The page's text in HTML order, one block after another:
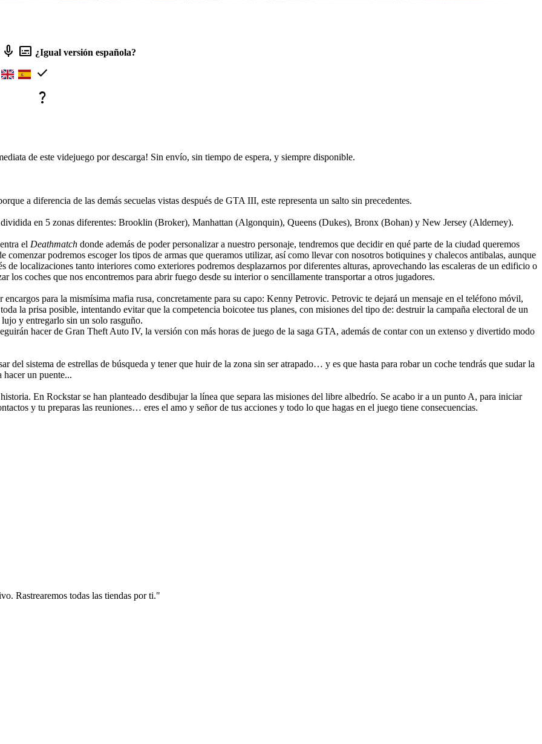
mic subtitles ¿Igual versión española?
check
question_mark
de este videjuego por descarga! Sin envío, sin tiempo de espera, y siempre disponible.
a diferencia de las demás secuelas vistas después de GTA III, este representa un salto sin precedentes.
en 5 zonas diferentes: Brooklin (Broker), Manhattan (Algonquin), Queens (Dukes), Bronx (Bohan) y New Jersey (Alderney).
el Deathmatch donde además de poder personalizar a nuestro personaje, tendremos que decidir en qué parte de la ciudad queremos
comenzar podremos escoger los tipos de armas que queramos utilizar, así como llevar con nosotros botiquines y chalecos antibalas, aunque
de localizaciones tanto interiores como exteriores podremos desplazarnos por diferentes alturas, aprovechando las escaleras de un edificio o
los coches que nos encontremos para abrir fuego desde su interior o sencillamente transportar a otros jugadores.
para la mismísima mafia rusa, concretamente para su capo: Kenny Petrovic. Petrovic te dejará un mensaje en el teléfono móvil,
la prisa posible, intentando evitar que la competencia boicotee tus planes, con misiones del tipo de: destruir la campaña electoral de un
y entregarlo sin un solo rasguño.
hacer de Gran Theft Auto IV, la versión con más horas de juego de la saga GTA, además de contar con un extenso y divertido modo
del sistema de estrellas de búsqueda y tener que huir de la zona sin ser atrapado… y es que hasta para robar un coche tendrás que sudar la
un puente...
En Rockstar se han planteado desdibujar la línea que separa las misiones del libre albedrío. Se acabo ir a un punto A, para iniciar
y tu preparas las reuniones… eres el amo y señor de tus acciones y todo lo que hagas en el juego tiene consecuencias.
Rastrearemos todas las tiendas por ti."